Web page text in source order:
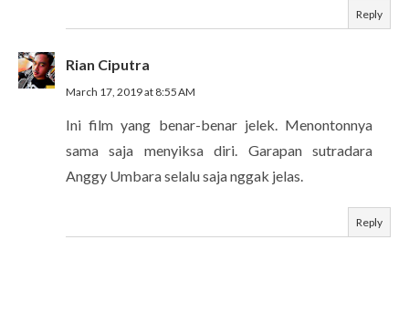
Reply
Rian Ciputra
March 17, 2019 at 8:55 AM
Ini film yang benar-benar jelek. Menontonnya
sama saja menyiksa diri. Garapan sutradara
Anggy Umbara selalu saja nggak jelas.
Reply